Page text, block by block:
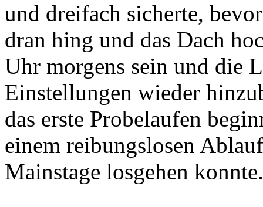
und dreifach sicherte,
dran hing und das Dach
Uhr morgens sein und die
Einstellungen wieder
das erste Probelaufen
einem reibungslosen
Mainstage losgehen konnte.